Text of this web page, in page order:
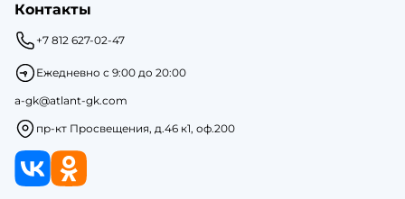
Контакты
+7 812 627-02-47
Ежедневно с 9:00 до 20:00
a-gk@atlant-gk.com
пр-кт Просвещения, д.46 к1, оф.200